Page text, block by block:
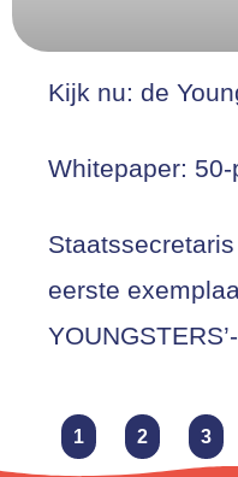
Kijk nu: de
Whitepaper:
eerste
1 2 3